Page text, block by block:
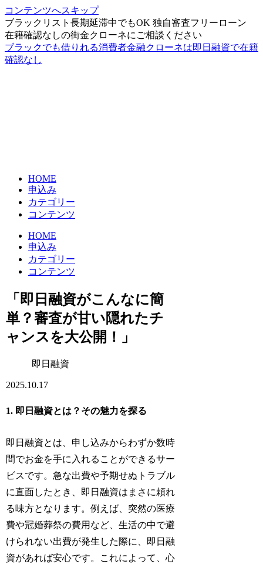
コンテンツへスキップ
ブラックリスト長期延滞中でもOK 独自審査フリーローン
在籍確認なしの街金クローネにご相談ください
ブラックでも借りれる消費者金融クローネは即日融資で在籍
確認なし
HOME
申込み
カテゴリー
コンテンツ
HOME
申込み
カテゴリー
コンテンツ
「即日融資がこんなに簡
単？審査が甘い隠れたチ
ャンスを大公開！」
即日融資
2025.10.17
1. 即日融資とは？その魅力を探る
即日融資とは、申し込みからわずか数時
間でお金を手に入れることができるサー
ビスです。急な出費や予期せぬトラブル
に直面したとき、即日融資はまさに頼れ
る味方となります。例えば、突然の医療
費や冠婚葬祭の費用など、生活の中で避
けられない出費が発生した際に、即日融
資があれば安心です。これによって、心